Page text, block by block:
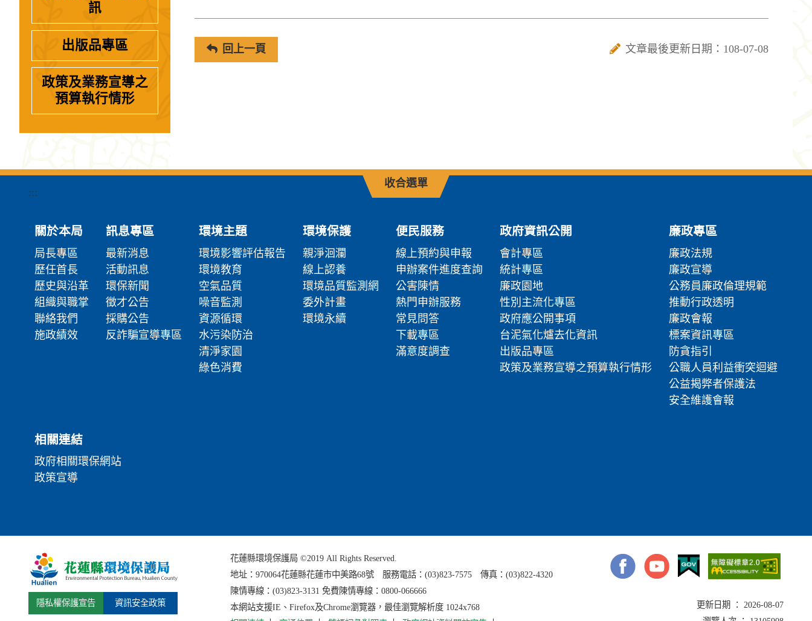
訊
出版品專區
政策及業務宣導之
預算執行情形
回上一頁 文章最後更新日期：108-07-08
收合選單
:::
關於本局
局長專區
歷任首長
歷史與沿革
組織與職掌
聯絡我們
施政績效
訊息專區
最新消息
活動訊息
環保新聞
徵才公告
採購公告
反詐騙宣導專區
環境主題
環境影響評估報告
環境教育
空氣品質
噪音監測
資源循環
水污染防治
清淨家園
綠色消費
環境保護
親淨洄瀾
線上認養
環境品質監測網
委外計畫
環境永續
便民服務
線上預約與申報
申辦案件進度查詢
公害陳情
熱門申辦服務
常見問答
下載專區
滿意度調查
政府資訊公開
會計專區
統計專區
廉政園地
性別主流化專區
政府應公開事項
台泥氣化爐去化資訊
出版品專區
政策及業務宣導之預算執行情形
廉政專區
廉政法規
廉政宣導
公務員廉政倫理規範
推動行政透明
廉政會報
標案資訊專區
防貪指引
公職人員利益衝突迴避
公益揭弊者保護法
安全維護會報
相關連結
政府相關環保網站
政策宣導
隱私權保護宣告 資訊安全政策
花蓮縣環境保護局 ©2019 All Rights Reserved.
地址： 970064花蓮縣花蓮市中美路68號 服務電話：(03)823-7575 傳真：(03)822-4320
陳情專線：(03)823-3131 免費陳情專線：0800-066666
本網站支援IE、Firefox及Chrome瀏覽器，最佳瀏覽解析度 1024x768
更新日期 ： 2026-08-07